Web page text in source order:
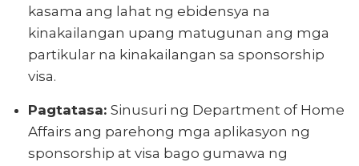
kasama ang lahat ng ebidensya na
kinakailangan upang matugunan ang mga
partikular na kinakailangan sa sponsorship
visa.
Pagtatasa: Sinusuri ng Department of Home
Affairs ang parehong mga aplikasyon ng
sponsorship at visa bago gumawa ng